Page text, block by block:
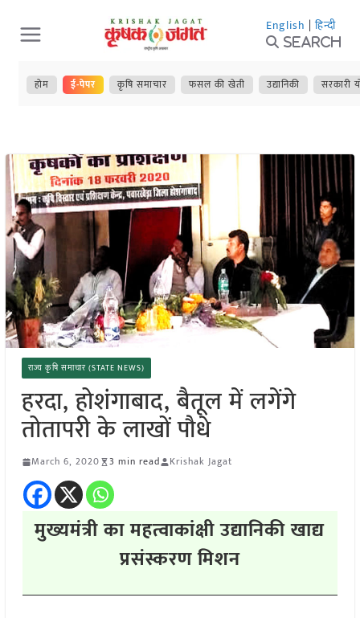
Skip
to
content
English | हिन्दी
Search
होम ई-पेपर कृषि समाचार फसल की खेती उद्यानिकी सरकारी
राज्य कृषि समाचार (STATE NEWS)
हरदा, होशंगाबाद, बैतूल में लगेंगे
तोतापरी के लाखों पौधे
March 6, 2020 3 min read Krishak Jagat
मुख्यमंत्री का महत्वाकांक्षी उद्यानिकी खाद्य
प्रसंस्करण मिशन